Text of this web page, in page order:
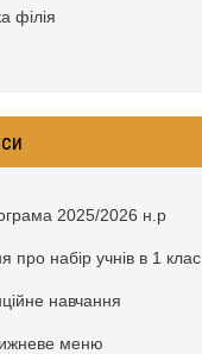
філія
2025/2026 н.р
про набір учнів в 1 клас
навчання
меню